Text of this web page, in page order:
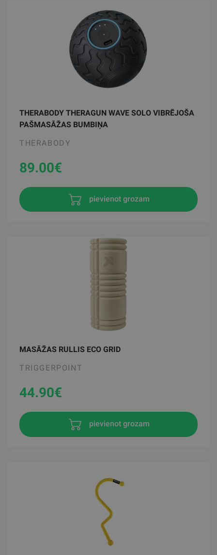
THERABODY THERAGUN WAVE SOLO VIBRĒJOŠA
PAŠMASĀŽAS BUMBIŅA
THERABODY
89.00€
pievienot grozam
MASĀŽAS RULLIS ECO GRID
TRIGGERPOINT
44.90€
pievienot grozam